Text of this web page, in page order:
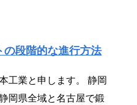
の段階的な進行方法
工業と申します。 静岡
岡県全域と名古屋で鍛